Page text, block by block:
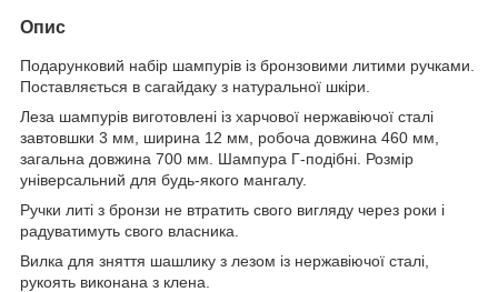
Опис
Подарунковий набір шампурів із бронзовими литими ручками.
Поставляється в сагайдаку з натуральної шкіри.
Леза шампурів виготовлені із харчової нержавіючої сталі
завтовшки 3 мм, ширина 12 мм, робоча довжина 460 мм,
загальна довжина 700 мм. Шампура Г-подібні. Розмір
універсальний для будь-якого мангалу.
Ручки литі з бронзи не втратить свого вигляду через роки і
радуватимуть свого власника.
Вилка для зняття шашлику з лезом із нержавіючої сталі,
рукоять виконана з клена.